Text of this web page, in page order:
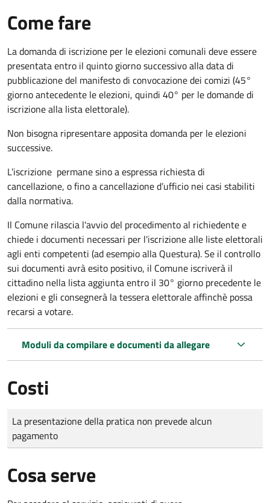
Come fare
La domanda di iscrizione per le elezioni comunali deve essere
presentata entro il quinto giorno successivo alla data di
pubblicazione del manifesto di convocazione dei comizi (45°
giorno antecedente le elezioni, quindi 40° per le domande di
iscrizione alla lista elettorale).
Non bisogna ripresentare apposita domanda per le elezioni
successive.
L’iscrizione permane sino a espressa richiesta di
cancellazione, o fino a cancellazione d’ufficio nei casi stabiliti
dalla normativa.
Il Comune rilascia l'avvio del procedimento al richiedente e
chiede i documenti necessari per l'iscrizione alle liste elettorali
agli enti competenti (ad esempio alla Questura). Se il controllo
sui documenti avrà esito positivo, il Comune iscriverà il
cittadino nella lista aggiunta entro il 30° giorno precedente le
elezioni e gli consegnerà la tessera elettorale affinchè possa
recarsi a votare.
Moduli da compilare e documenti da allegare
Costi
Tipo di pagamento
Importo
La presentazione della pratica non prevede alcun
pagamento
Cosa serve